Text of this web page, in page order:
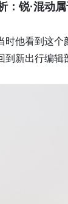
：锐·混动
时他看到这
新出行编辑